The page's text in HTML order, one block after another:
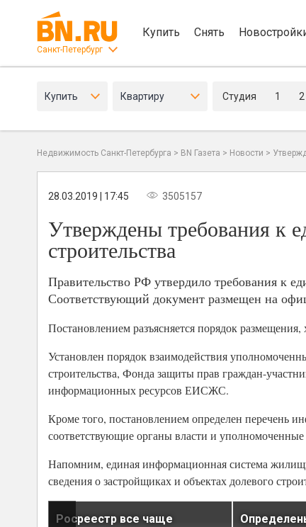
Санкт-Петербург
Купить Снять
Купить Квартиру Студия 1 2
Недвижимость Санкт-Петербурга > BN Газета > Новости >
28.03.2019 | 17:45 3505157
Утверждены требования к
строительства
Правительство РФ утвердило требования к
Соответствующий документ размещен на
Постановлением разъясняется порядок
Установлен порядок взаимодействия
строительства, Фонда защиты прав граждан-
информационных ресурсов ЕИСЖС.
Кроме того, постановлением определен перечень
соответствующие органы власти и
Напомним, единая информационная система
сведения о застройщиках и объектах долевого
Росреестр все чаще